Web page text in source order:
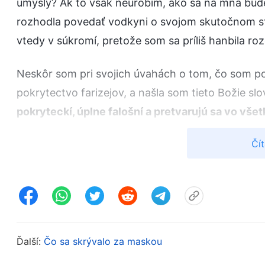
úmysly? Ak to však neurobím, ako sa na mňa
rozhodla povedať vodkyni o svojom skutočnom
vtedy v súkromí, pretože som sa príliš hanbila
Neskôr som pri svojich úvahách o tom, čo som
pokrytectvo farizejov, a našla som tieto Božie
pokryteckí, úplne falošní a pretvarujú sa vo
prejavuje a zjavuje, je falošné a je to všetko len
a všetko je falošné, no oklamať môžu len ľudí;
nepraktizujú ani nezažívajú Božie slová,
ako milo ich slová znejú, nie sú pravdou-
zameriavajú len na omieľanie slov a učení a
Ďalší: Čo sa skrývalo za maskou